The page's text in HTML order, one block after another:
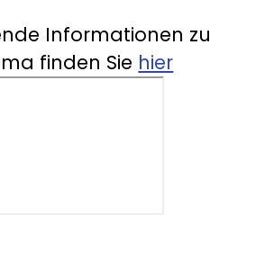
Informationen zu
finden Sie hier